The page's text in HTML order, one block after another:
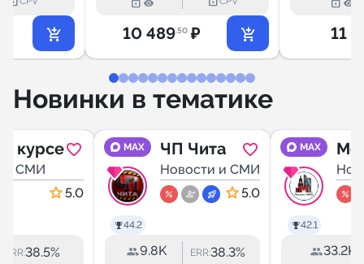
10 489.50 ₽ 11
Новинки в тематике
в курсе
и СМИ
5.0
ERR:38.5%
MAX
44.2
ЧП Чита
Новости и СМИ
5.0
9.8K ERR:38.3%
MAX
42.1
33.2K